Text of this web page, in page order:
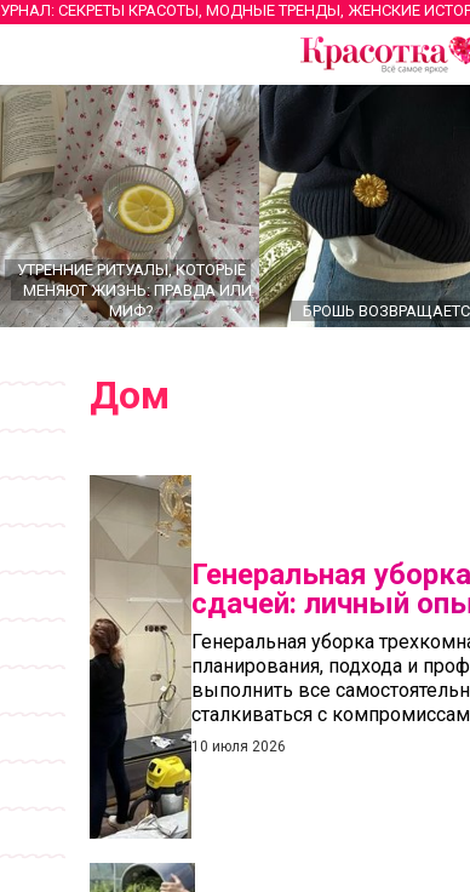
СЕКРЕТЫ КРАСОТЫ, МОДНЫЕ ТРЕНДЫ, ЖЕНСКИЕ
УТРЕННИЕ РИТУАЛЫ, КОТОРЫЕ
МЕНЯЮТ ЖИЗНЬ: ПРАВДА ИЛИ
МИФ?
БРОШЬ
Дом
Генеральная
сдачей: личный
Генеральная уборка
планирования, подхода и
выполнить все
сталкиваться с
10 июля 2026